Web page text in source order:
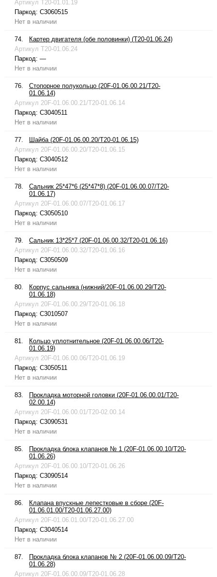
Артикул T20-01.01.19
Паркод: C3060515
Нет в наличии
74.
Картер двигателя (обе половинки) (T20-01.06.24)
Артикул T20-01.06.24
Паркод: —
Нет в наличии
76.
Стопорное полукольцо (20F-01.06.00.21/T20-
01.06.14)
Артикул 20F-01.06.00.21/T20-01.06.14
Паркод: C3040511
Нет в наличии
77.
Шайба (20F-01.06.00.20/T20-01.06.15)
Артикул 20F-01.06.00.20/T20-01.06.15
Паркод: C3040512
Нет в наличии
78.
Сальник 25*47*6 (25*47*8) (20F-01.06.00.07/T20-
01.06.17)
Артикул 20F-01.06.00.07/T20-01.06.17
Паркод: C3050510
Нет в наличии
79.
Сальник 13*25*7 (20F-01.06.00.32/T20-01.06.16)
Артикул 20F-01.06.00.32/T20-01.06.16
Паркод: C3050509
Нет в наличии
80.
Корпус сальника (нижний/20F-01.06.00.29/T20-
01.06.18)
Артикул 20F-01.06.00.29/T20-01.06.18
Паркод: C3010507
Нет в наличии
81.
Кольцо уплотнительное (20F-01.06.00.06/T20-
01.06.19)
Артикул 20F-01.06.00.06/T20-01.06.19
Паркод: C3050511
Нет в наличии
83.
Прокладка моторной головки (20F-01.06.00.01/T20-
02.00.14)
Артикул 20F-01.06.00.01/T20-02.00.14
Паркод: C3090531
Нет в наличии
85.
Прокладка блока клапанов № 1 (20F-01.06.00.10/T20-
01.06.26)
Артикул 20F-01.06.00.10/T20-01.06.26
Паркод: C3090514
Нет в наличии
86.
Клапана впускные лепестковые в сборе (20F-
01.06.01.00/T20-01.06.27.00)
Артикул 20F-01.06.01.00/T20-01.06.27.00
Паркод: C3040514
Нет в наличии
87.
Прокладка блока клапанов № 2 (20F-01.06.00.09/T20-
01.06.28)
Артикул 20F-01.06.00.09/T20-01.06.28